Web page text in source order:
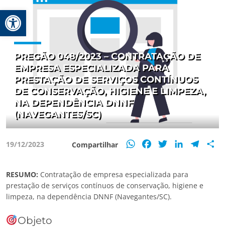
Barra de Ferramentas Aberta
PREGÃO 048/2023 – CONTRATAÇÃO DE
EMPRESA ESPECIALIZADA PARA
PRESTAÇÃO DE SERVIÇOS CONTÍNUOS
DE CONSERVAÇÃO, HIGIENE E LIMPEZA,
NA DEPENDÊNCIA DNNF
(NAVEGANTES/SC)
19/12/2023 Compartilhar WhatsApp
FacebookTwitterLinkedIn
RESUMO: Contratação de empresa especializada para
prestação de serviços contínuos de conservação, higiene e
limpeza, na dependência DNNF (Navegantes/SC).
Objeto